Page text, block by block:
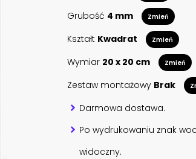
Grubość 4 mm Zmień
Kształt Kwadrat Zmień
Wymiar 20 x 20 cm Zmień
Zestaw montażowy Brak
Darmowa dostawa.
Po wydrukowaniu znak
widoczny.